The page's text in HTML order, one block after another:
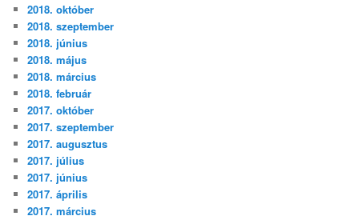
2018. október
2018. szeptember
2018. június
2018. május
2018. március
2018. február
2017. október
2017. szeptember
2017. augusztus
2017. július
2017. június
2017. április
2017. március